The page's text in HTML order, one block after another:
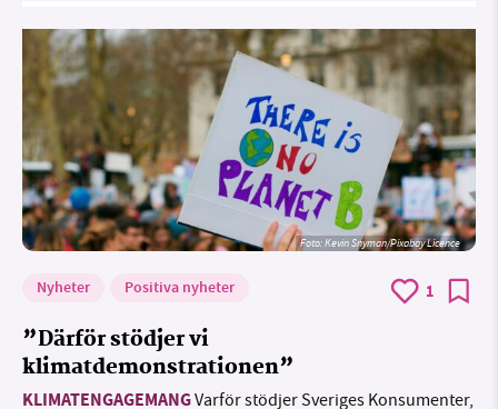
Foto:Kevin Snyman/Pixabay Licence
Nyheter Positiva nyheter 1
”Därför stödjer vi
klimatdemonstrationen”
KLIMATENGAGEMANGVarför stödjer Sveriges Konsumenter,